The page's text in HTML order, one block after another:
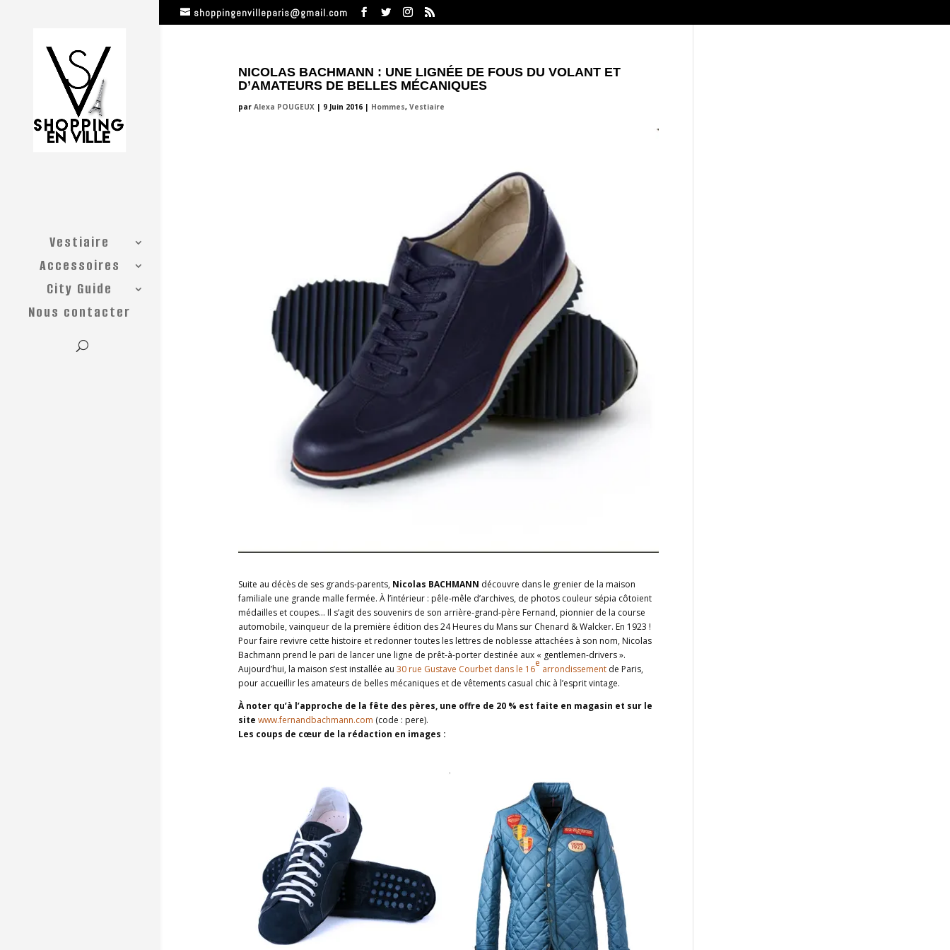
shoppingenvilleparis@gmail.com
Vestiaire
Accessoires
City Guide
Nous contacter
NICOLAS BACHMANN : UNE LIGNÉE DE FOUS DU VOLANT ET
D’AMATEURS DE BELLES MÉCANIQUES
par Alexa POUGEUX| 9 Juin 2016| Hommes, Vestiaire
Suite au décès de ses grands-parents, Nicolas BACHMANN découvre dans le grenier de la maison
familiale une grande malle fermée. À l’intérieur : pêle-mêle d’archives, de photos couleur sépia côtoient
médailles et coupes… Il s’agit des souvenirs de son arrière-grand-père Fernand, pionnier de la course
automobile, vainqueur de la première édition des 24 Heures du Mans sur Chenard & Walcker. En 1923 !
Pour faire revivre cette histoire et redonner toutes les lettres de noblesse attachées à son nom, Nicolas
Bachmann prend le pari de lancer une ligne de prêt-à-porter destinée aux « gentlemen-drivers ».
Aujourd’hui, la maison s’est installée au 30 rue Gustave Courbet dans le 16
e
arrondissement de Paris,
pour accueillir les amateurs de belles mécaniques et de vêtements casual chic à l’esprit vintage.
À noter qu’à l’approche de la fête des pères, une offre de 20 % est faite en magasin et sur le
site www.fernandbachmann.com (code : pere).
Les coups de cœur de la rédaction en images :